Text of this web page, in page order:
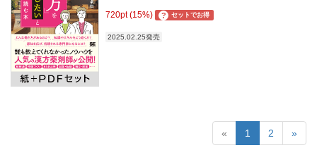
720pt (15%) ? セットでお得
2025.02.25発売
« 1 2 »